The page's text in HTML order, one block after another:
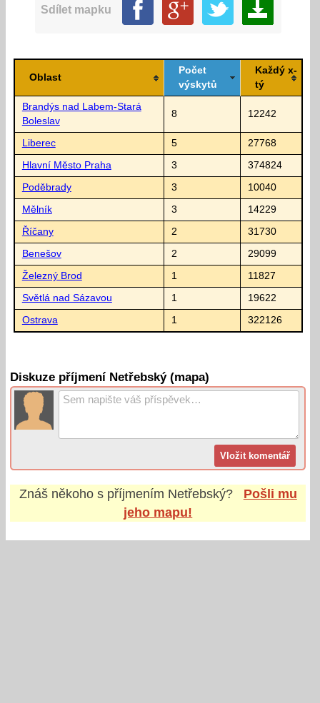
Sdílet mapku
Oblast
Počet
výskytů
Každý x-
tý
Brandýs nad Labem-Stará
Boleslav
8 12242
Liberec 5 27768
Hlavní Město Praha 3 374824
Poděbrady 3 10040
Mělník 3 14229
Říčany 2 31730
Benešov 2 29099
Železný Brod 1 11827
Světlá nad Sázavou 1 19622
Ostrava 1 322126
Diskuze příjmení Netřebský (mapa)
Znáš někoho s příjmením Netřebský?
Pošli mu
jeho mapu!